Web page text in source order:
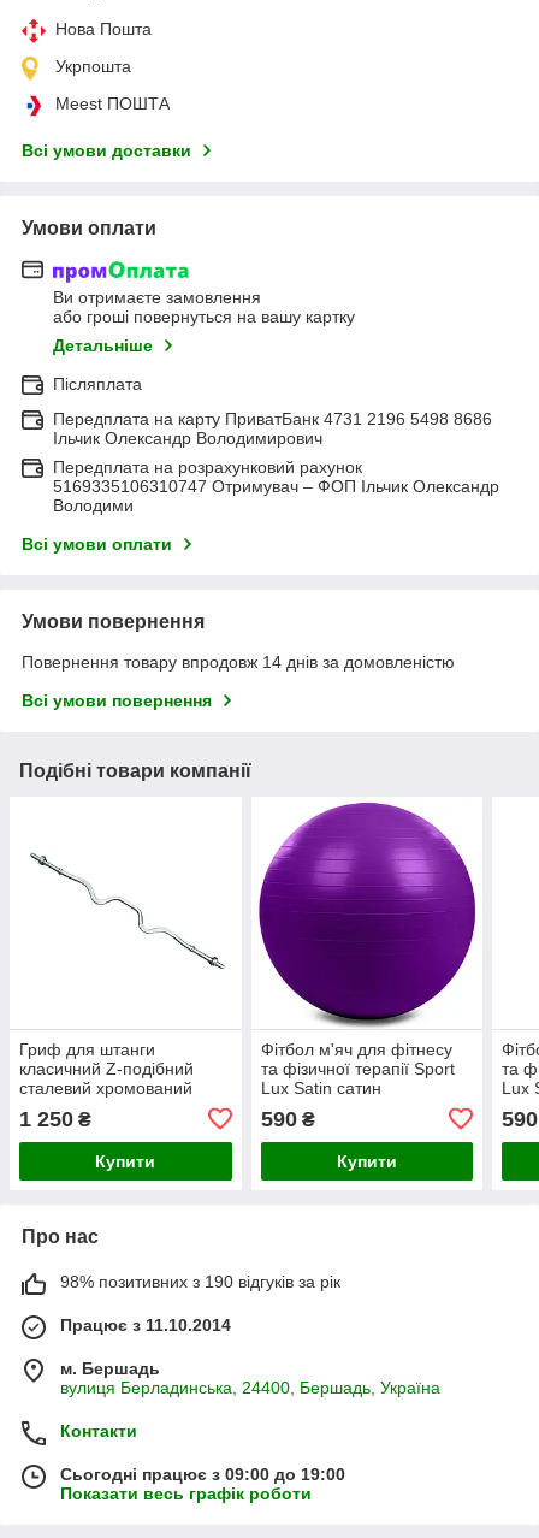
Нова Пошта
Укрпошта
Meest ПОШТА
Всі умови доставки
Умови оплати
Ви отримаєте замовлення
або гроші повернуться на вашу картку
Детальніше
Післяплата
Передплата на карту ПриватБанк 4731 2196 5498 8686
Ільчик Олександр Володимирович
Передплата на розрахунковий рахунок
5169335106310747 Отримувач – ФОП Ільчик Олександр
Володими
Всі умови оплати
Умови повернення
Повернення товару впродовж 14 днів за домовленістю
Всі умови повернення
Подібні товари компанії
Гриф для штанги
класичний Z-подібний
сталевий хромований
Sport Lux 1,2 м 25 мм 4,85
кг
1 250 ₴
Купити
Фітбол м'яч для фітнесу
та фізичної терапії Sport
Lux Satin сатин
590₴
Купити
та
Lux
590
Про нас
98% позитивних з 190 відгуків за рік
Працює з 11.10.2014
м. Бершадь
вулиця Берладинська, 24400, Бершадь, Україна
Контакти
Сьогодні працює з 09:00 до 19:00
Показати весь графік роботи